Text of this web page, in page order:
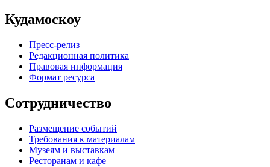
Кудамоскоу
Пресс-релиз
Редакционная политика
Правовая информация
Формат ресурса
Сотрудничество
Размещение событий
Требования к материалам
Музеям и выставкам
Ресторанам и кафе